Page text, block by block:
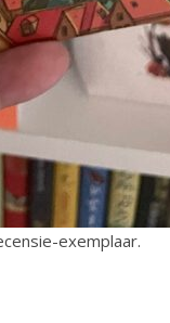
exemplaar.